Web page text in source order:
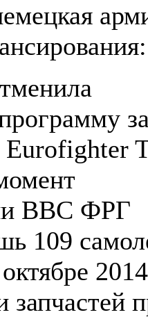
Eurofighter
ВВС ФРГ
109
запчастей